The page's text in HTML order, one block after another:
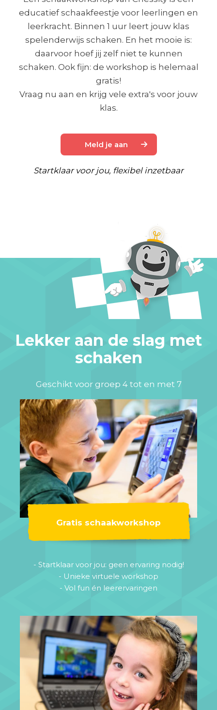
educatief schaakfeestje voor leerlingen en
leerkracht. Binnen 1 uur leert jouw klas
spelenderwijs schaken. En het mooie is:
daarvoor hoef jij zelf niet te kunnen
schaken. Ook fijn: de workshop is helemaal
gratis!
Vraag nu aan en krijg vele extra's voor jouw
klas.
Meld je aan
Startklaar voor jou, flexibel inzetbaar
Lekker aan de slag met
schaken
Geschikt voor groep 4 tot en met 7
Gratis schaakworkshop
- Startklaar voor jou: geen ervaring nodig!
- Unieke virtuele workshop
- Vol fun én leerervaringen